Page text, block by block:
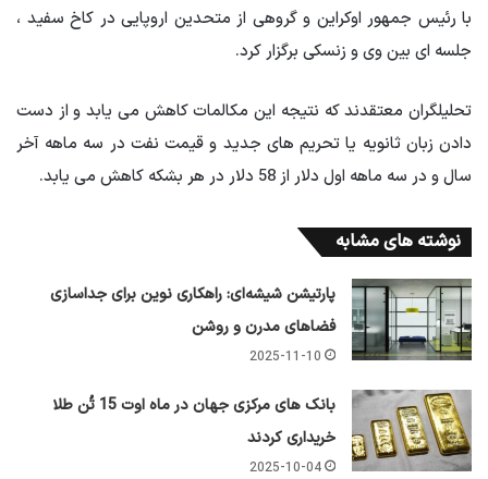
با رئیس جمهور اوکراین و گروهی از متحدین اروپایی در کاخ سفید ،
جلسه ای بین وی و زنسکی برگزار كرد.
تحلیلگران معتقدند که نتیجه این مکالمات کاهش می یابد و از دست
دادن زبان ثانویه یا تحریم های جدید و قیمت نفت در سه ماهه آخر
سال و در سه ماهه اول دلار از 58 دلار در هر بشکه کاهش می یابد.
نوشته های مشابه
پارتیشن شیشه‌ای: راهکاری نوین برای جداسازی
فضاهای مدرن و روشن
2025-11-10
بانک های مرکزی جهان در ماه اوت 15 تُن طلا
خریداری کردند
2025-10-04